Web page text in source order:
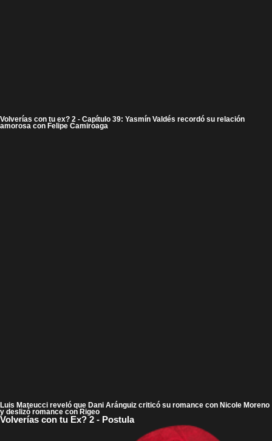
Volverías con tu ex? 2 - Capítulo 39: Yasmín Valdés recordó su relación
amorosa con Felipe Camiroaga
Luis Mateucci reveló que Dani Aránguiz criticó su romance con Nicole Moreno
y deslizó romance con Rigeo
Volverías con tu Ex? 2 - Postula